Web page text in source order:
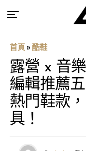
首頁 » 酷鞋
露營 x 音
編輯推薦
熱門鞋款
具！